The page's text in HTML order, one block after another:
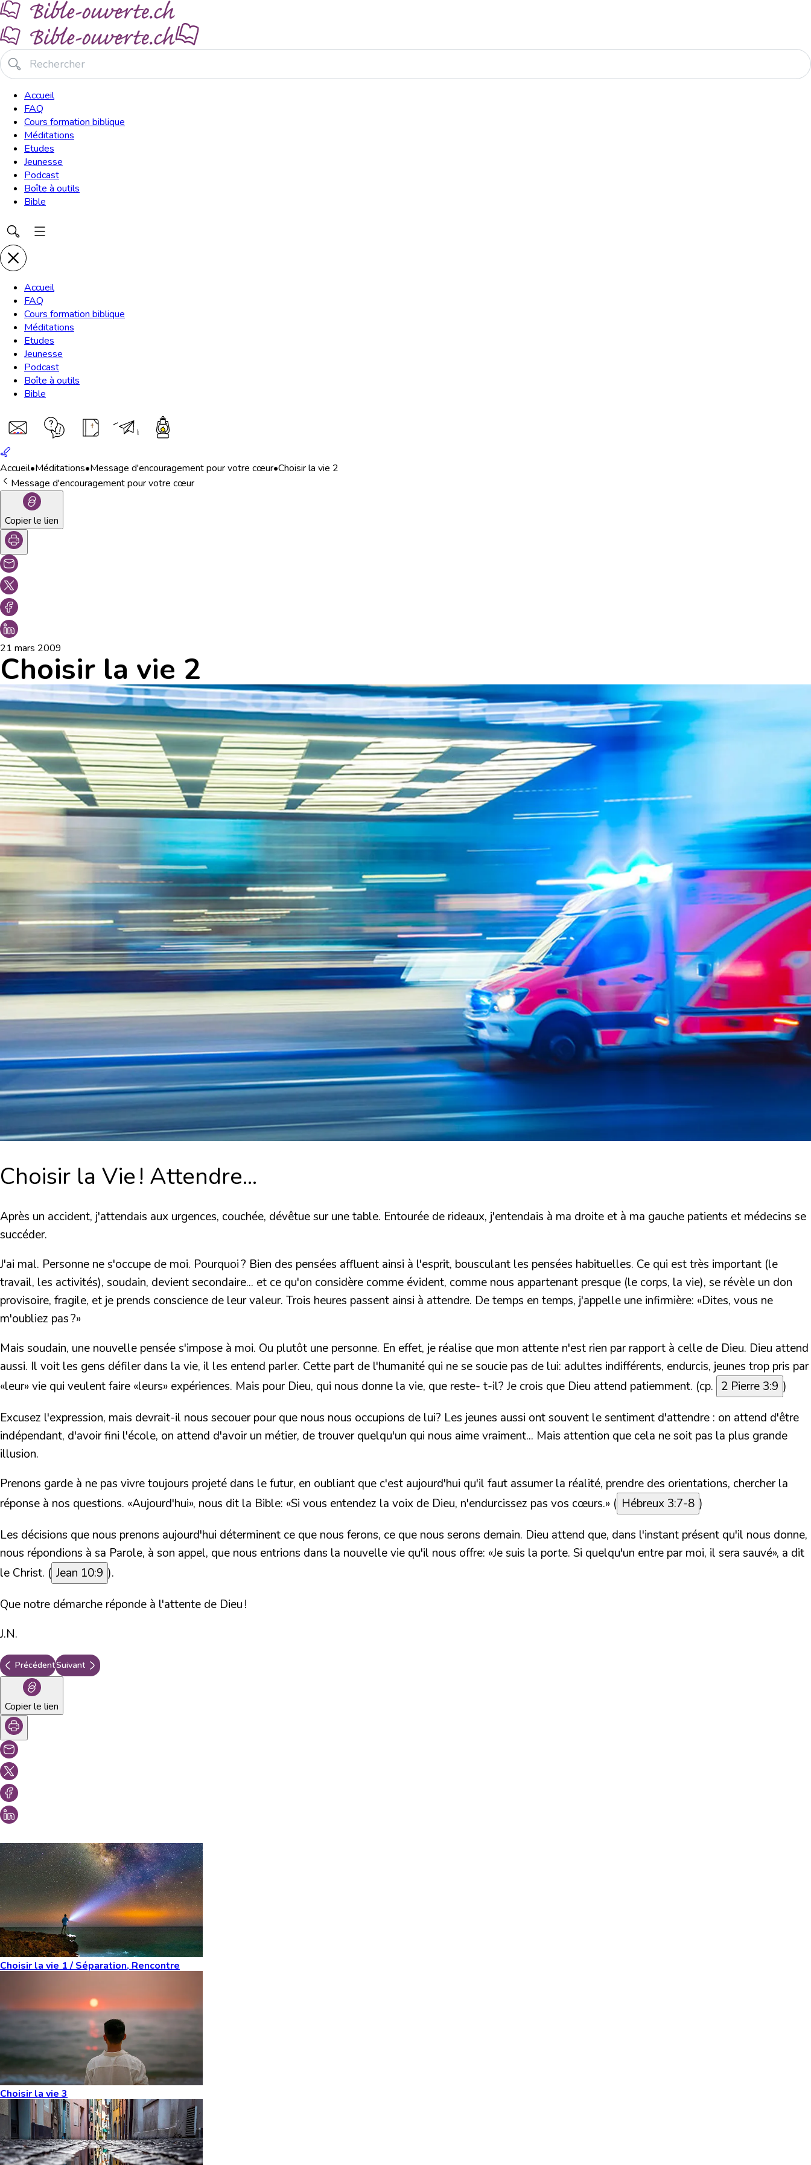
Accueil
FAQ
Cours formation biblique
Méditations
Etudes
Jeunesse
Podcast
Boîte à outils
Bible
Accueil
FAQ
Cours formation biblique
Méditations
Etudes
Jeunesse
Podcast
Boîte à outils
Bible
Accueil•Méditations•Message d'encouragement pour votre cœur•Choisir la vie 2
Message d'encouragement pour votre cœur
Copier le lien
21 mars 2009
Choisir la vie 2
Choisir la Vie ! Attendre...
Après un accident, j'attendais aux urgences, couchée, dévêtue sur une table. Entourée de rideaux, j'entendais à ma droite et à ma gauche patients et médecins se
succéder.
J'ai mal. Personne ne s'occupe de moi. Pourquoi ? Bien des pensées affluent ainsi à l'esprit, bousculant les pensées habituelles. Ce qui est très important (le
travail, les activités), soudain, devient secondaire... et ce qu'on considère comme évident, comme nous appartenant presque (le corps, la vie), se révèle un don
provisoire, fragile, et je prends conscience de leur valeur. Trois heures passent ainsi à attendre. De temps en temps, j'appelle une infirmière: «Dites, vous ne
m'oubliez pas ?»
Mais soudain, une nouvelle pensée s'impose à moi. Ou plutôt une personne. En effet, je réalise que mon attente n'est rien par rapport à celle de Dieu. Dieu attend
aussi. Il voit les gens défiler dans la vie, il les entend parler. Cette part de l'humanité qui ne se soucie pas de lui: adultes indifférents, endurcis, jeunes trop pris par
«leur» vie qui veulent faire «leurs» expériences. Mais pour Dieu, qui nous donne la vie, que reste- t-il? Je crois que Dieu attend patiemment. (cp. 2 Pierre 3:9 )
Excusez l'expression, mais devrait-il nous secouer pour que nous nous occupions de lui? Les jeunes aussi ont souvent le sentiment d'attendre : on attend d'être
indépendant, d'avoir fini l'école, on attend d'avoir un métier, de trouver quelqu'un qui nous aime vraiment... Mais attention que cela ne soit pas la plus grande
illusion.
Prenons garde à ne pas vivre toujours projeté dans le futur, en oubliant que c'est aujourd'hui qu'il faut assumer la réalité, prendre des orientations, chercher la
réponse à nos questions. «Aujourd'hui», nous dit la Bible: «Si vous entendez la voix de Dieu, n'endurcissez pas vos cœurs.» ( Hébreux 3:7-8 )
Les décisions que nous prenons aujourd'hui déterminent ce que nous ferons, ce que nous serons demain. Dieu attend que, dans l'instant présent qu'il nous donne,
nous répondions à sa Parole, à son appel, que nous entrions dans la nouvelle vie qu'il nous offre: «Je suis la porte. Si quelqu'un entre par moi, il sera sauvé», a dit
le Christ. ( Jean 10:9 ).
Que notre démarche réponde à l'attente de Dieu !
J.N.
PrécédentSuivant
Copier le lien
Choisir la vie 1 / Séparation, Rencontre
Choisir la vie 3